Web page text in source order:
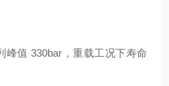
峰值 330bar，重载工况下寿命